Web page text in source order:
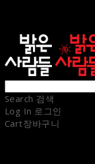
Search 검색
Log In 로그인
Cart장바구니